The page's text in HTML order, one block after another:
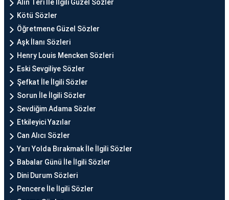
Alın Teri İle İlgili Güzel Sözler
Kötü Sözler
Öğretmene Güzel Sözler
Aşk İlanı Sözleri
Henry Louis Mencken Sözleri
Eski Sevgiliye Sözler
Şefkat İle İlgili Sözler
Sorun İle İlgili Sözler
Sevdiğim Adama Sözler
Etkileyici Yazılar
Can Alıcı Sözler
Yarı Yolda Bırakmak İle İlgili Sözler
Babalar Günü İle İlgili Sözler
Dini Durum Sözleri
Pencere İle İlgili Sözler